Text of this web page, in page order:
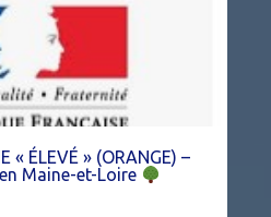
« ÉLEVÉ » (ORANGE) –
Maine-et-Loire